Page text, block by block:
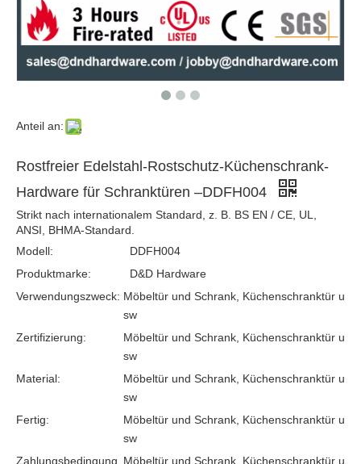
Grad 304 Oberflächenzylindrische Schrankknöpfe für Schranktür –DDFH007 Edelstahl 304 Runde versteckte Möbelgriff für Küchentüren –DDFH009
Anteil an:
Rostfreier Edelstahl-Rostschutz-Küchenschrank-
Hardware für Schranktüren –DDFH004
Strikt nach internationalem Standard, z. B. BS EN / CE, UL,
ANSI, BHMA-Standard.
Modell:
DDFH004
Produktmarke:
D&D Hardware
Verwendungszweck: Möbeltür und Schrank, Küchenschranktür u
sw
Zertifizierung:
Möbeltür und Schrank, Küchenschranktür u
sw
Material:
Möbeltür und Schrank, Küchenschranktür u
sw
Fertig:
Möbeltür und Schrank, Küchenschranktür u
sw
Zahlungsbedingung Möbeltür und Schrank, Küchenschranktür u